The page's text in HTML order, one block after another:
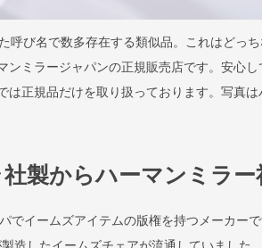
呼び名で数多存在する類似品。これはどっ
ンミラージャパンの正規販売店です。安心
は正規品だけを取り扱っております。写真
製からハーマンミラー
でイームズアイテムの版権を持つメーカーで
造したイームズチェアが流通していました